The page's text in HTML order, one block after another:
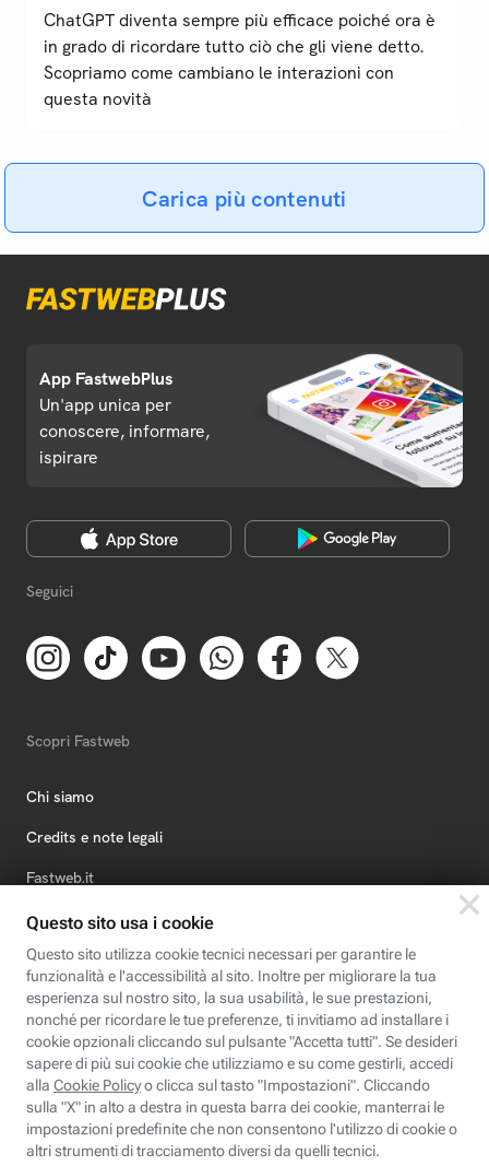
ChatGPT diventa sempre più efficace poiché ora è
in grado di ricordare tutto ciò che gli viene detto.
Scopriamo come cambiano le interazioni con
questa novità
Carica più contenuti
App FastwebPlus
Un'app unica per
conoscere, informare,
ispirare
Seguici
Scopri Fastweb
Chi siamo
Credits e note legali
Fastweb.it
Formazione
Fastweb Digital Academy
STEP FuturAbility District
Insieme, siamo futuro